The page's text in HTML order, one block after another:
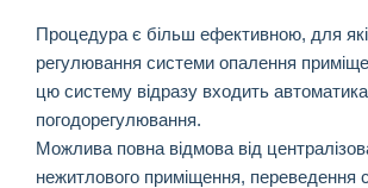
Процедура є більш ефективною, для
регулювання системи опалення
цю систему відразу входить автоматика
погодорегулювання.
Можлива повна відмова від
нежитлового приміщення, переведення